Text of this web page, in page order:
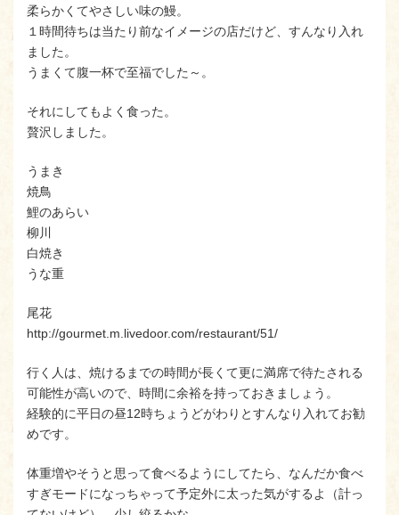
柔らかくてやさしい味の鰻。
１時間待ちは当たり前なイメージの店だけど、すんなり入れ
ました。
うまくて腹一杯で至福でした～。
それにしてもよく食った。
贅沢しました。
うまき
焼鳥
鯉のあらい
柳川
白焼き
うな重
尾花
http://gourmet.m.livedoor.com/restaurant/51/
行く人は、焼けるまでの時間が長くて更に満席で待たされる
可能性が高いので、時間に余裕を持っておきましょう。
経験的に平日の昼12時ちょうどがわりとすんなり入れてお勧
めです。
体重増やそうと思って食べるようにしてたら、なんだか食べ
すぎモードになっちゃって予定外に太った気がするよ（計っ